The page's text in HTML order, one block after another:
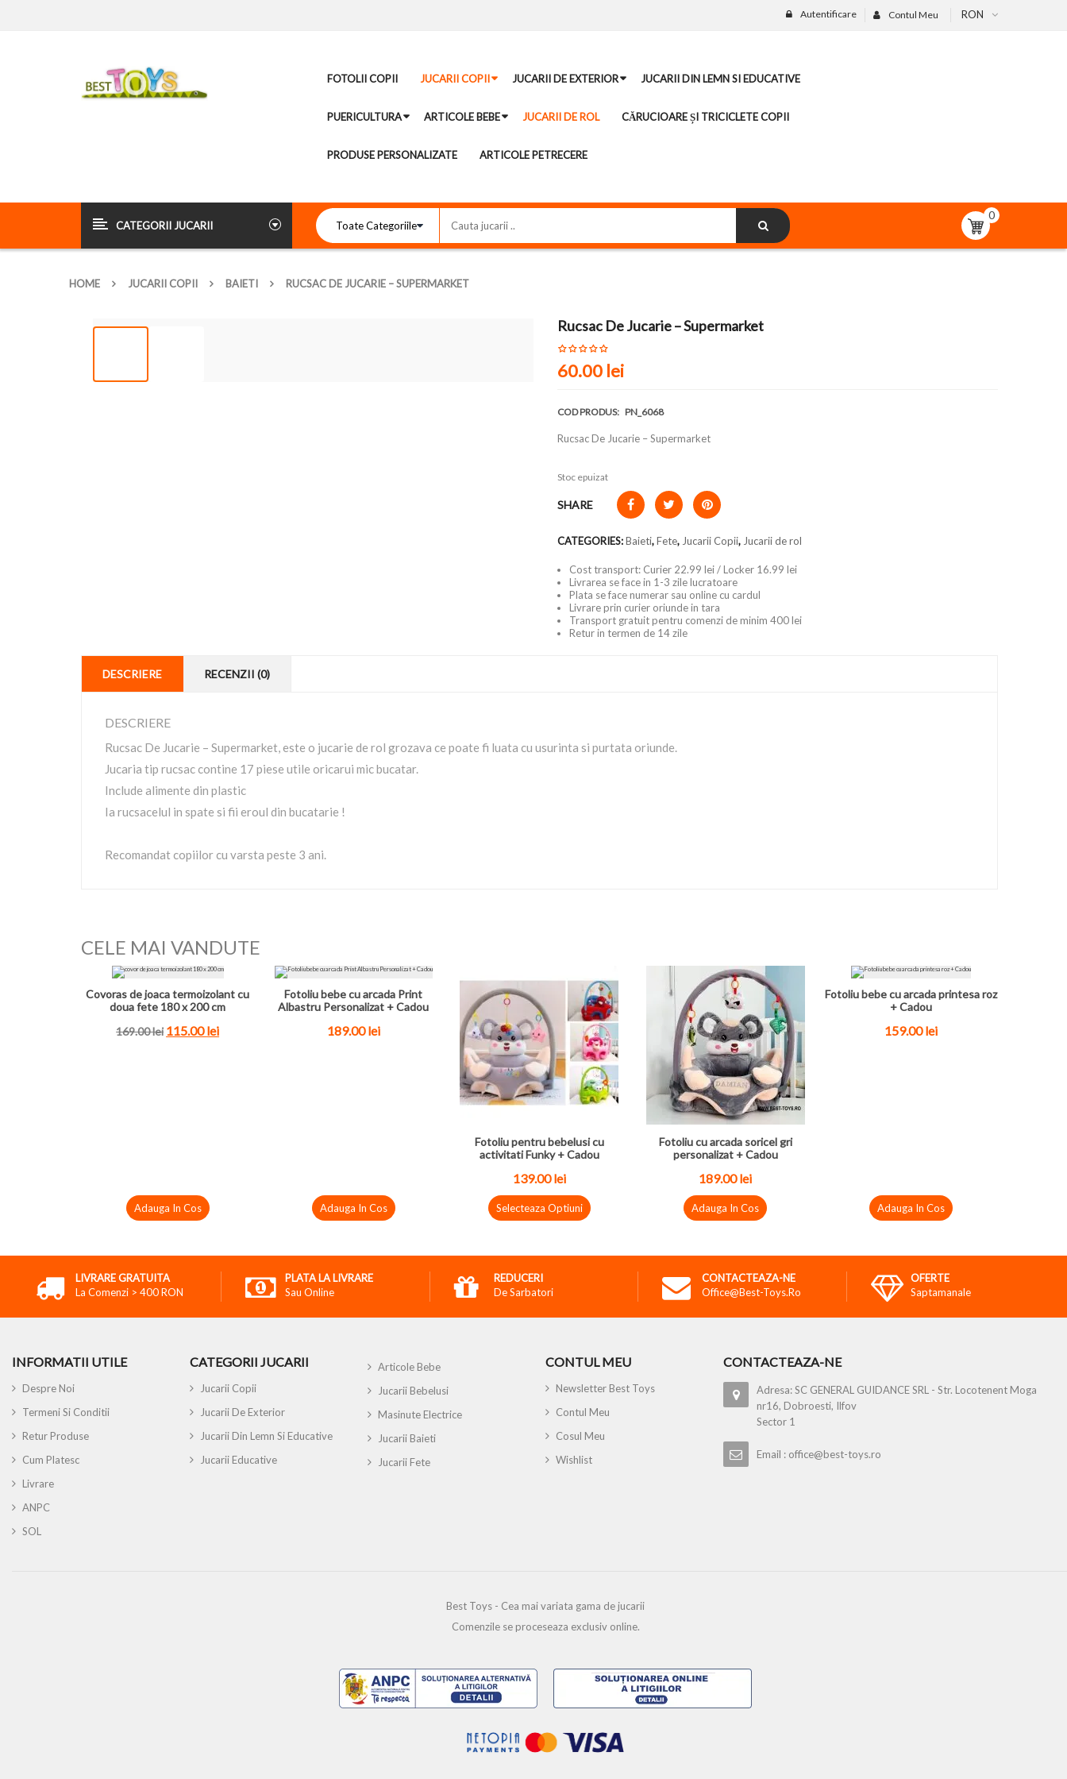
RON
Contul Meu
Autentificare
FOTOLII COPII JUCARII COPII JUCARII DE EXTERIOR JUCARII DIN LEMN SI EDUCATIVE
PUERICULTURA ARTICOLE BEBE JUCARII DE ROL CĂRUCIOARE ȘI TRICICLETE COPII
PRODUSE PERSONALIZATE ARTICOLE PETRECERE
CATEGORII JUCARII
0
HOME JUCARII COPII BAIETI RUCSAC DE JUCARIE – SUPERMARKET
Rucsac De Jucarie – Supermarket
60.00 lei
COD PRODUS: PN_6068
Rucsac De Jucarie – Supermarket
Stoc epuizat
SHARE
CATEGORIES:Baieti,Fete, Jucarii Copii, Jucarii de rol
Cost transport: Curier 22.99 lei / Locker 16.99 lei
Livrarea se face in 1-3 zile lucratoare
Plata se face numerar sau online cu cardul
Livrare prin curier oriunde in tara
Transport gratuit pentru comenzi de minim 400 lei
Retur in termen de 14 zile
DESCRIERE RECENZII (0)
DESCRIERE
Rucsac De Jucarie – Supermarket, este o jucarie de rol grozava ce poate fi luata cu usurinta si purtata oriunde.
Jucaria tip rucsac contine 17 piese utile oricarui mic bucatar.
Include alimente din plastic
Ia rucsacelul in spate si fii eroul din bucatarie !
Recomandat copiilor cu varsta peste 3 ani.
CELE MAI VANDUTE
Covoras de joaca termoizolant cu
doua fete 180 x 200 cm
169.00lei 115.00lei
Adauga In Cos
Fotoliu bebe cu arcada Print
Albastru Personalizat + Cadou
189.00lei
Adauga In Cos
Fotoliu pentru bebelusi cu
activitati Funky + Cadou
139.00lei
Selecteaza Optiuni
Fotoliu cu arcada soricel gri
personalizat + Cadou
189.00lei
Adauga In Cos
Fotoliu bebe cu arcada printesa roz
+ Cadou
159.00lei
Adauga In Cos
LIVRARE GRATUITA
La Comenzi > 400 RON
PLATA LA LIVRARE
Sau Online
REDUCERI
De Sarbatori
CONTACTEAZA-NE
Office@best-Toys.ro
OFERTE
Saptamanale
INFORMATII UTILE
Despre Noi
Termeni Si Conditii
Retur Produse
Cum Platesc
Livrare
ANPC
SOL
CATEGORII JUCARII
Jucarii Copii
Jucarii De Exterior
Jucarii Din Lemn Si Educative
Jucarii Educative
Articole Bebe
Jucarii Bebelusi
Masinute Electrice
Jucarii Baieti
Jucarii Fete
CONTUL MEU
Newsletter Best Toys
Contul Meu
Cosul Meu
Wishlist
CONTACTEAZA-NE
Adresa: SC GENERAL GUIDANCE SRL - Str. Locotenent Moga
nr16, Dobroesti, Ilfov
Sector 1
Email : office@best-toys.ro
Best Toys - Cea mai variata gama de jucarii
Comenzile se proceseaza exclusiv online.